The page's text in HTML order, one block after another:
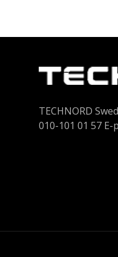
TECHNORD
010-101 01 57 E-